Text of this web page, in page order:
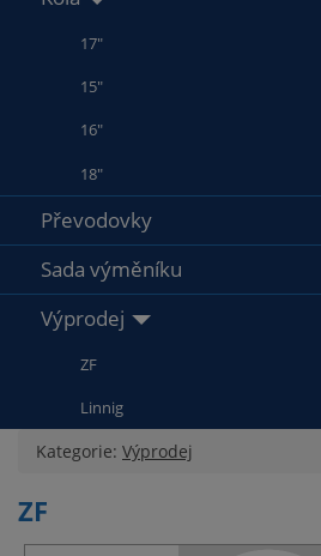
17"
15"
16"
18"
Převodovky
Sada výměníku
Výprodej
ZF
Linnig
Kategorie: Výprodej
ZF